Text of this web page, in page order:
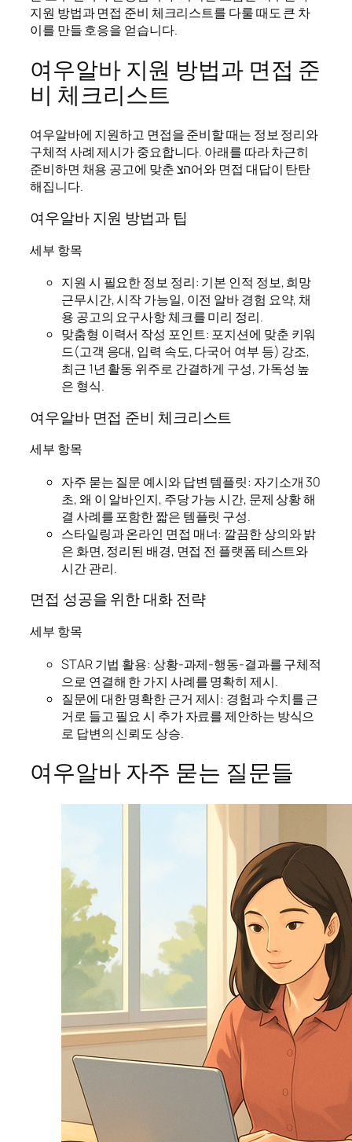
지원 방법과 면접 준비 체크리스트를 다룰 때도 큰 차
이를 만들 호응을 얻습니다.
여우알바 지원 방법과 면접 준
비 체크리스트
여우알바에 지원하고 면접을 준비할 때는 정보 정리와
구체적 사례 제시가 중요합니다. 아래를 따라 차근히
준비하면 채용 공고에 맞춘 הצ어와 면접 대답이 탄탄
해집니다.
여우알바 지원 방법과 팁
세부 항목
지원 시 필요한 정보 정리: 기본 인적 정보, 희망
근무시간, 시작 가능일, 이전 알바 경험 요약, 채
용 공고의 요구사항 체크를 미리 정리.
맞춤형 이력서 작성 포인트: 포지션에 맞춘 키워
드(고객 응대, 입력 속도, 다국어 여부 등) 강조,
최근 1년 활동 위주로 간결하게 구성, 가독성 높
은 형식.
여우알바 면접 준비 체크리스트
세부 항목
자주 묻는 질문 예시와 답변 템플릿: 자기소개 30
초, 왜 이 알바인지, 주당 가능 시간, 문제 상황 해
결 사례를 포함한 짧은 템플릿 구성.
스타일링과 온라인 면접 매너: 깔끔한 상의와 밝
은 화면, 정리된 배경, 면접 전 플랫폼 테스트와
시간 관리.
면접 성공을 위한 대화 전략
세부 항목
STAR 기법 활용: 상황-과제-행동-결과를 구체적
으로 연결해 한 가지 사례를 명확히 제시.
질문에 대한 명확한 근거 제시: 경험과 수치를 근
거로 들고 필요 시 추가 자료를 제안하는 방식으
로 답변의 신뢰도 상승.
여우알바 자주 묻는 질문들